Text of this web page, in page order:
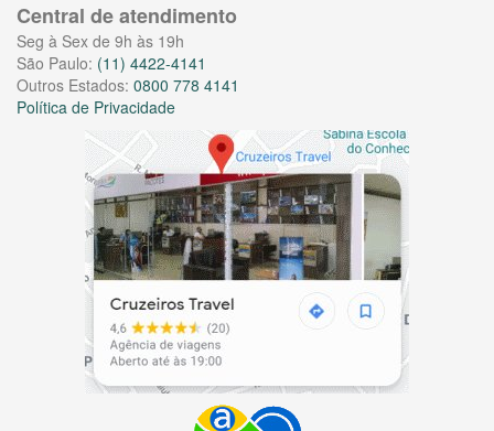
Central de atendimento
Seg à Sex de 9h às 19h
São Paulo: (11) 4422-4141
Outros Estados: 0800 778 4141
Política de Privacidade